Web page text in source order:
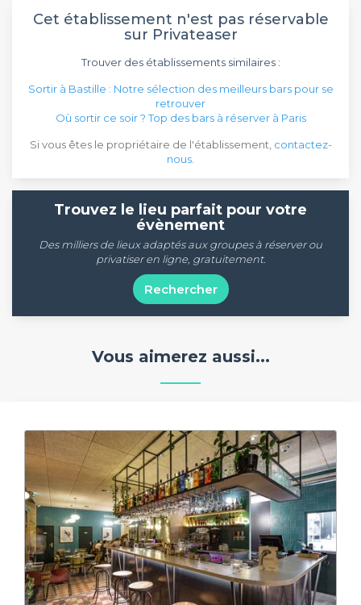
Cet établissement n'est pas réservable
sur Privateaser
Trouver des établissements similaires :
Sortir à Bastille : Notre sélection des meilleurs bars pour se
retrouver
Où sortir ce soir ? Top des bars à réserver à Paris
Si vous êtes le propriétaire de l'établissement, contactez-
nous
Trouvez le lieu parfait pour votre
évènement
Des milliers de lieux adaptés aux groupes à réserver ou
privatiser en ligne, gratuitement.
Rechercher
Vous aimerez aussi...